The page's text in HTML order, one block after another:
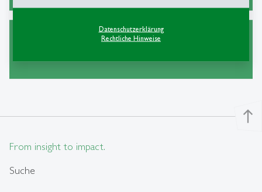
Datenschutzerklärung
Rechtliche Hinweise
north
From insight to impact.
Suche